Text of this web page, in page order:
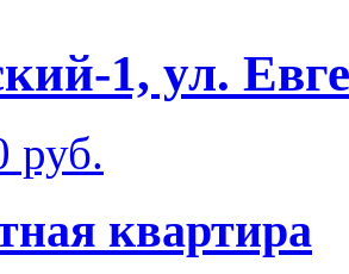
1, ул.
руб.
квартира